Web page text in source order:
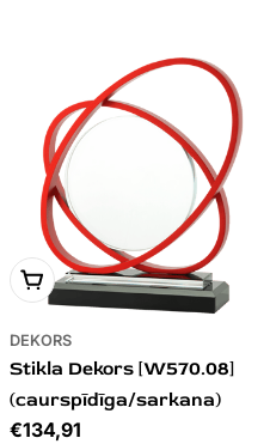
PIEVIENOT GROZAM
DEKORS
Stikla Dekors [W570.08]
(caurspīdīga/sarkana)
Cena
€134,91